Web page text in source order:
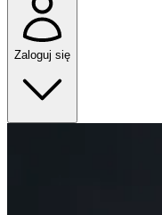
Zaloguj się